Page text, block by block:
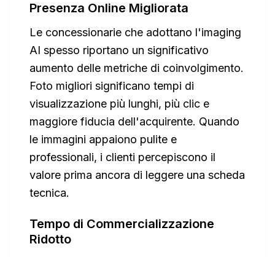
Presenza Online Migliorata
Le concessionarie che adottano l'imaging
AI spesso riportano un significativo
aumento delle metriche di coinvolgimento.
Foto migliori significano tempi di
visualizzazione più lunghi, più clic e
maggiore fiducia dell'acquirente. Quando
le immagini appaiono pulite e
professionali, i clienti percepiscono il
valore prima ancora di leggere una scheda
tecnica.
Tempo di Commercializzazione
Ridotto